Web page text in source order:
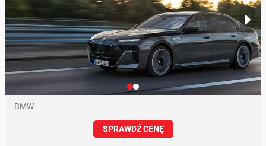
BMW
SPRAWDŹ CENĘ